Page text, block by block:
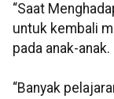
“Saat
untuk kembali
pada anak-anak.
“Banyak